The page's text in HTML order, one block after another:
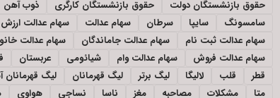
حقوق بازنشستگان دولت
حقوق بازنشستگان کارگری ذوب آهن
سامسونگ
سایپا سرطان سهام عدالت سهام عدالت ارزش
سهام عدالت ثبت نام
سهام عدالت جاماندگان سهام عدالت
سهام عدالت فروش
سهام عدالت وام شیائومی عربستان
قطر
قلب لالیگا لیگ برتر لیگ قهرمانان لیگ قهرمانان
متا
مشکلات مصاحبه مغز ناسا نساجی هواوی